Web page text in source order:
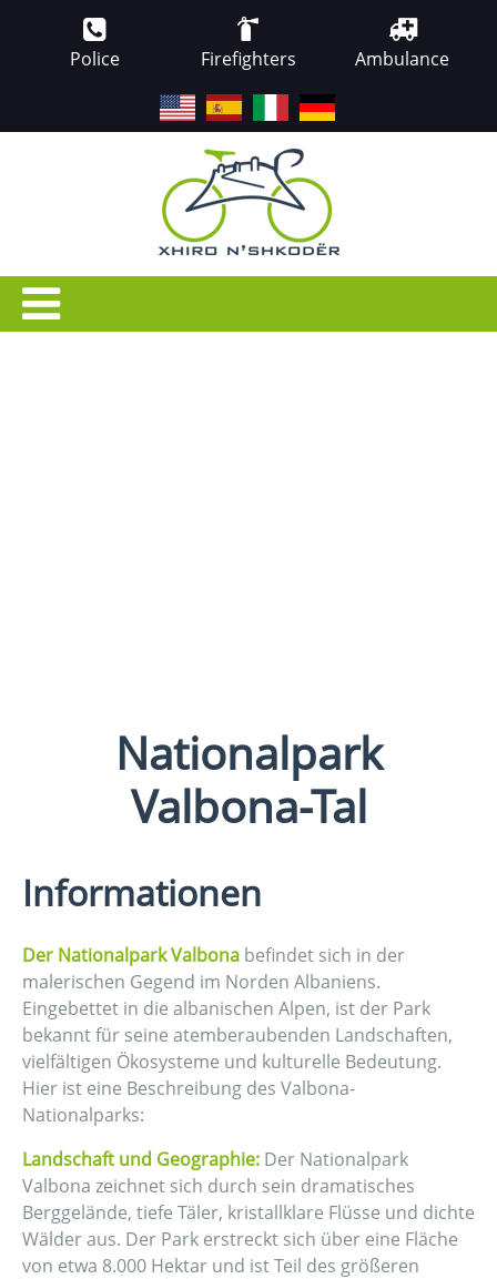
Police Firefighters Ambulance
Nationalpark
Valbona-Tal
Informationen
Der Nationalpark Valbona befindet sich in der
malerischen Gegend im Norden Albaniens.
Eingebettet in die albanischen Alpen, ist der Park
bekannt für seine atemberaubenden Landschaften,
vielfältigen Ökosysteme und kulturelle Bedeutung.
Hier ist eine Beschreibung des Valbona-
Nationalparks:
Landschaft und Geographie: Der Nationalpark
Valbona zeichnet sich durch sein dramatisches
Berggelände, tiefe Täler, kristallklare Flüsse und dichte
Wälder aus. Der Park erstreckt sich über eine Fläche
von etwa 8.000 Hektar und ist Teil des größeren